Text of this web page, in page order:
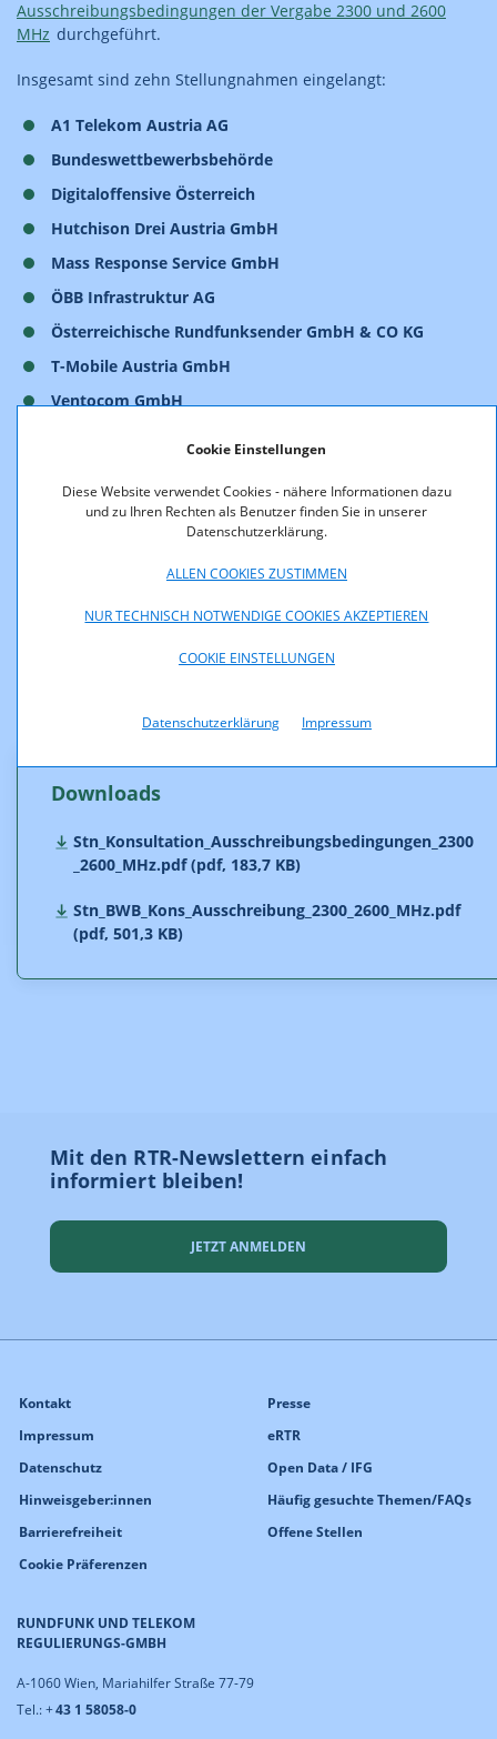
Cookie Einstellungen
Diese Website verwendet Cookies - nähere Informationen dazu
und zu Ihren Rechten als Benutzer finden Sie in unserer
Datenschutzerklärung.
ALLEN COOKIES ZUSTIMMEN
NUR TECHNISCH NOTWENDIGE COOKIES AKZEPTIEREN
COOKIE EINSTELLUNGEN
Datenschutzerklärung Impressum
Ausschreibungsbedingungen der Vergabe 2300 und 2600
MHz durchgeführt.
Insgesamt sind zehn Stellungnahmen eingelangt:
A1 Telekom Austria AG
Bundeswettbewerbsbehörde
Digitaloffensive Österreich
Hutchison Drei Austria GmbH
Mass Response Service GmbH
ÖBB Infrastruktur AG
Österreichische Rundfunksender GmbH & CO KG
T-Mobile Austria GmbH
Ventocom GmbH
(Industriellenvereinigung)
Die Teilnehmerinnen erklärten, bis auf die
Bundeswettbewerbsbehörde, dass ihre Stellungnahmen
Zusammenfassung lediglich die Stellungnahme der
Downloads).
Downloads
Stn_Konsultation_Ausschreibungsbedingungen_2300
_2600_MHz.pdf (pdf, 183,7 KB)
Stn_BWB_Kons_Ausschreibung_2300_2600_MHz.pdf
(pdf, 501,3 KB)
Mit den RTR-Newslettern einfach
informiert bleiben!
JETZT ANMELDEN
RUNDFUNK UND TELEKOM
REGULIERUNGS-GMBH
A-1060 Wien, Mariahilfer Straße 77-79
Tel.: +43 1 58058-0
Kontakt
Impressum
Datenschutz
Hinweisgeber:innen
Barrierefreiheit
Cookie Präferenzen
Presse
eRTR
Open Data / IFG
Häufig gesuchte Themen/FAQs
Offene Stellen